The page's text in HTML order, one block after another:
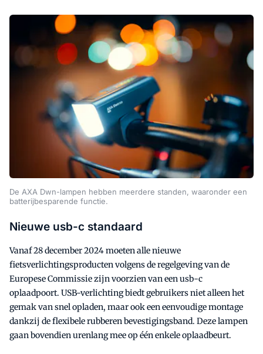
De AXA Dwn-lampen hebben meerdere standen, waaronder een
batterijbesparende functie.
Nieuwe usb-c standaard
Vanaf 28 december 2024 moeten alle nieuwe
fietsverlichtingsproducten volgens de regelgeving van de
Europese Commissie zijn voorzien van een usb-c
oplaadpoort. USB-verlichting biedt gebruikers niet alleen het
gemak van snel opladen, maar ook een eenvoudige montage
dankzij de flexibele rubberen bevestigingsband. Deze lampen
gaan bovendien urenlang mee op één enkele oplaadbeurt.